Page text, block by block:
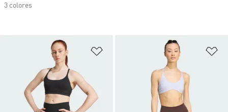
Añadir a la lista de deseos
3 colores